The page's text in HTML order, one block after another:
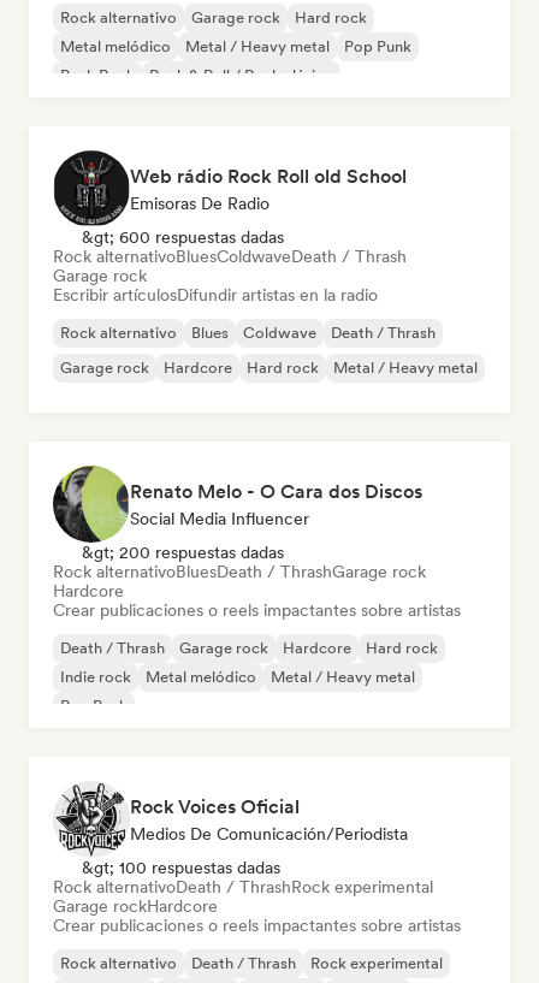
Rock alternativo Garage rock
Hard rock
Metal melódico
Metal / Heavy metal
Pop Punk
Punk Rock
Rock & Roll / Rock clásico
Web rádio Rock Roll old School
Emisoras De Radio
&gt; 600 respuestas dadas
Rock alternativoBluesColdwaveDeath / Thrash
Garage rock
Escribir artículosDifundir artistas en la radio
Rock alternativo Blues Coldwave
Death / Thrash
Garage rock
Hardcore Hard rock Metal / Heavy metal
Renato Melo - O Cara dos Discos
Social Media Influencer
&gt; 200 respuestas dadas
Rock alternativoBluesDeath / ThrashGarage rock
Hardcore
Crear publicaciones o reels impactantes sobre artistas
Death / Thrash Garage rock Hardcore
Hard rock
Indie rock
Metal melódico
Metal / Heavy metal
Pop Punk
Rock Voices Oficial
Medios De Comunicación/Periodista
&gt; 100 respuestas dadas
Rock alternativoDeath / ThrashRock experimental
Garage rockHardcore
Crear publicaciones o reels impactantes sobre artistas
Rock alternativo Death / Thrash Rock experimental